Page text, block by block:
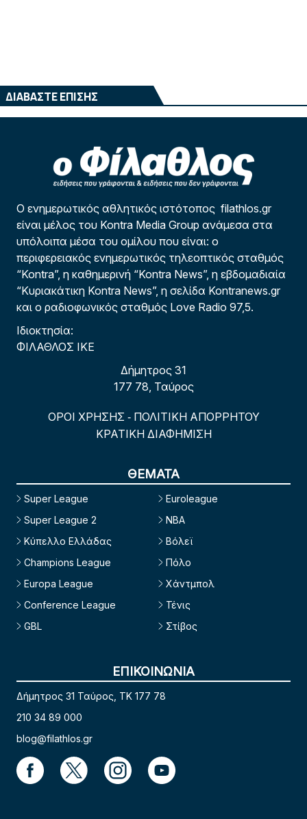
ΔΙΑΒΑΣΤΕ ΕΠΙΣΗΣ
Ο ενημερωτικός αθλητικός ιστότοπος filathlos.gr
είναι μέλος του Kontra Media Group ανάμεσα στα
υπόλοιπα μέσα του ομίλου που είναι: ο
περιφερειακός ενημερωτικός τηλεοπτικός σταθμός
“Kontra”, η καθημερινή “Kontra News”, η εβδομαδιαία
“Κυριακάτικη Kontra News”, η σελίδα Kontranews.gr
και ο ραδιοφωνικός σταθμός Love Radio 97,5.
Ιδιοκτησία:
ΦΙΛΑΘΛΟΣ ΙΚΕ
Δήμητρος 31
177 78, Ταύρος
ΟΡΟΙ ΧΡΗΣΗΣ - ΠΟΛΙΤΙΚΗ ΑΠΟΡΡΗΤΟΥ
ΚΡΑΤΙΚΗ ΔΙΑΦΗΜΙΣΗ
ΘΕΜΑΤΑ
Super League
Super League 2
Κύπελλο Ελλάδας
Champions League
Europa League
Conference League
GBL
Euroleague
NBA
Βόλεϊ
Πόλο
Χάντμπολ
Τένις
Στίβος
ΕΠΙΚΟΙΝΩΝΙΑ
Δήμητρος 31 Ταύρος, TK 177 78
210 34 89 000
blog@filathlos.gr